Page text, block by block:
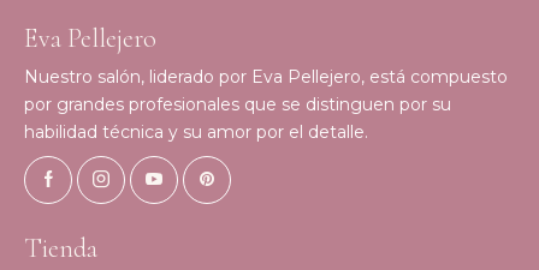
Eva Pellejero
Nuestro salón, liderado por Eva Pellejero, está compuesto
por grandes profesionales que se distinguen por su
habilidad técnica y su amor por el detalle.
Tienda